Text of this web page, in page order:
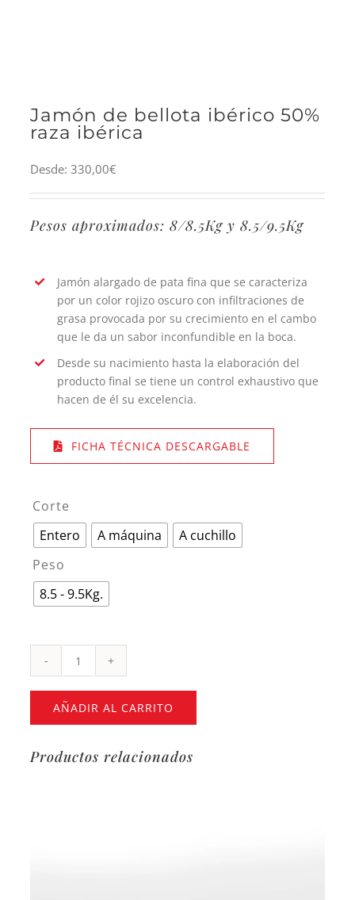
Jamón de bellota ibérico 50%
raza ibérica
Desde: 330,00€
Pesos aproximados: 8/8.5Kg y 8.5/9.5Kg
Jamón alargado de pata fina que se caracteriza
por un color rojizo oscuro con infiltraciones de
grasa provocada por su crecimiento en el cambo
que le da un sabor inconfundible en la boca.
Desde su nacimiento hasta la elaboración del
producto final se tiene un control exhaustivo que
hacen de él su excelencia.
FICHA TÉCNICA DESCARGABLE
Corte
Entero A máquina
A cuchillo
Peso
8.5 - 9.5Kg.
de
50%
AÑADIR AL CARRITO
Productos relacionados